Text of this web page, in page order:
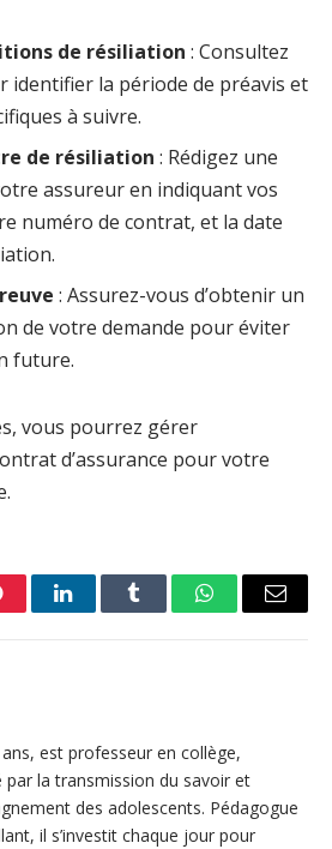
de résiliation : Consultez
identifier la période de préavis et
à suivre.
de résiliation : Rédigez une
assureur en indiquant vos
numéro de contrat, et la date
: Assurez-vous d’obtenir un
de votre demande pour éviter
future.
vous pourrez gérer
d’assurance pour votre
LinkedInTumblr WhatsAppEmail
est professeur en collège,
par la transmission du savoir et
des adolescents. Pédagogue
il s’investit chaque jour pour